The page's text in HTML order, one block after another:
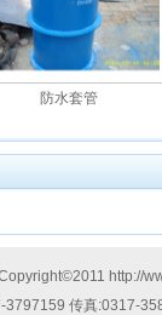
防水套管
http://
3797159 传真:0317-